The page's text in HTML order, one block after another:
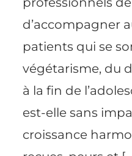
d’accompagner
patients qui se
végétarisme, du
à la fin de
est-elle sans
croissance